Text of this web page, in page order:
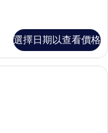
選擇日期以查看價格
、書桌、遮光布/窗簾、隔音